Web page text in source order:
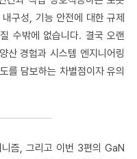
구성, 기능 안전에 대한 규제
수밖에 없습니다. 결국 오랜
산 경험과 시스템 엔지니어링
를 담보하는 차별점이자 유의
즘, 그리고 이번 3편의 GaN